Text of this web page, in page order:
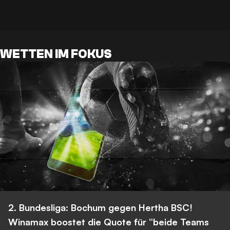
WETTEN IM FOKUS
2. Bundesliga: Bochum gegen Hertha BSC!
Winamax boostet die Quote für “beide Teams